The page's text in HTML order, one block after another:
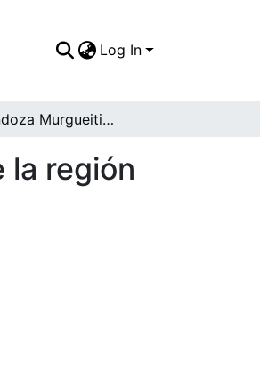
Log In
Inés Mendoza Murgueitio, mujer líder y emprendeedora de la región
la región